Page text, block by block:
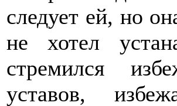
следует ей, но
не хотел
стремился
уставов,